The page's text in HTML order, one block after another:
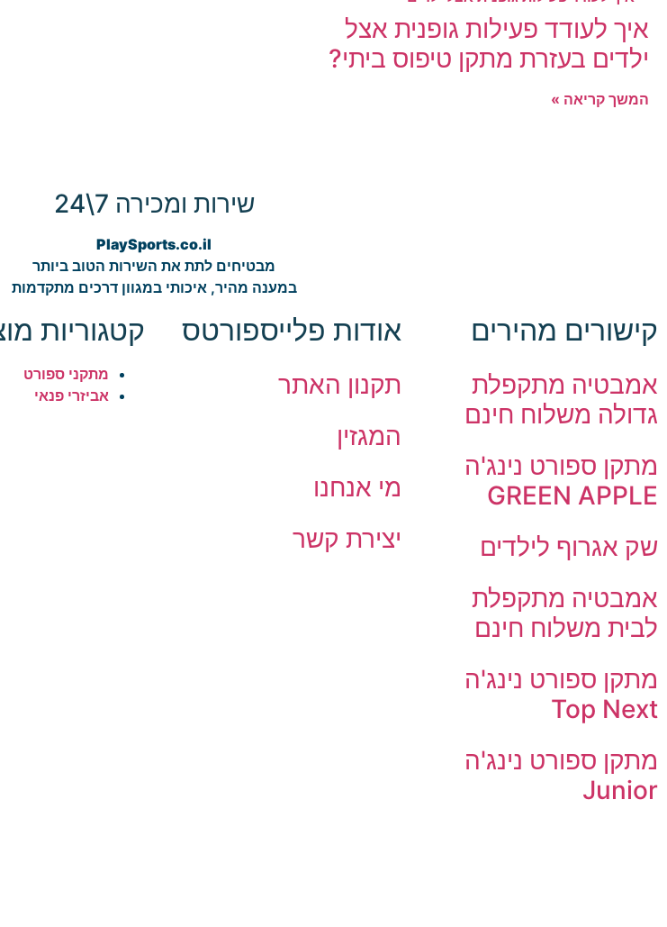
איך לעודד פעילות גופנית אצל
ילדים בעזרת מתקן טיפוס ביתי?
המשך קריאה »
שירות ומכירה 7\24
PlaySports.co.il
מבטיחים לתת את השירות הטוב ביותר
במענה מהיר, איכותי במגוון דרכים מתקדמות
קישורים מהירים
אמבטיה מתקפלת
גדולה משלוח חינם
מתקן ספורט נינג'ה
GREEN APPLE
שק אגרוף לילדים
אמבטיה מתקפלת
לבית משלוח חינם
מתקן ספורט נינג'ה
Top Next
מתקן ספורט נינג'ה
Junior
אודות פלייספורטס
תקנון האתר
המגזין
מי אנחנו
יצירת קשר
קטגוריות
מתקני ספורט
אביזרי פנאי